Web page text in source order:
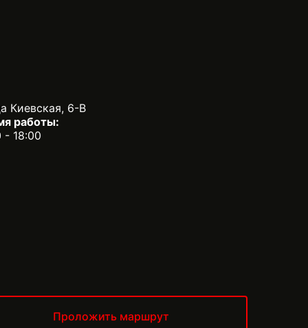
Киевская, 6-В
работы:
- 18:00
Проложить маршрут